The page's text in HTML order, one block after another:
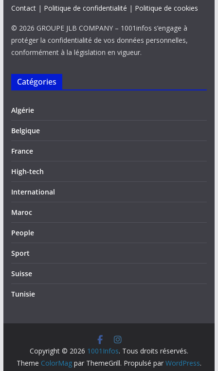
Contact| Politique de confidentialité | Politique de cookies
© 2026 GROUPE JLB COMPANY – 1001infos s’engage à
protéger la confidentialité de vos données personnelles,
conformément à la législation en vigueur.
Catégories
Algérie
Belgique
France
High-tech
International
Maroc
People
Sport
Suisse
Tunisie
Copyright © 2026 1001Infos. Tous droits réservés.
Theme ColorMagpar ThemeGrill. Propulsé par WordPress.